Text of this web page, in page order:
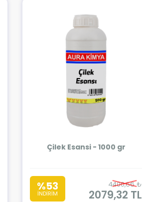
Çilek Esansi - 1000 gr
%53
İNDİRİM
4400,66 ₺
2079,32 TL